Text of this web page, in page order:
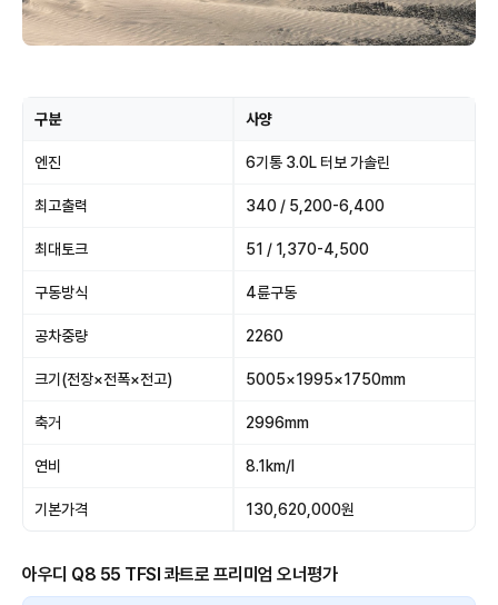
구분 사양
엔진 6기통 3.0L 터보 가솔린
최고출력 340 / 5,200-6,400
최대토크 51 / 1,370-4,500
구동방식 4륜구동
공차중량 2260
크기(전장×전폭×전고) 5005×1995×1750mm
축거 2996mm
연비 8.1km/l
기본가격 130,620,000원
아우디 Q8 55 TFSI 콰트로 프리미엄 오너평가